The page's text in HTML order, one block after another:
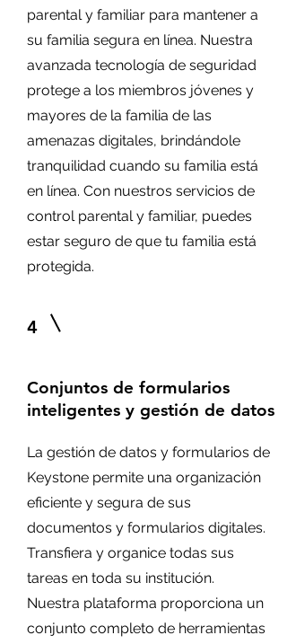
parental y familiar para mantener a
su familia segura en línea. Nuestra
avanzada tecnología de seguridad
protege a los miembros jóvenes y
mayores de la familia de las
amenazas digitales, brindándole
tranquilidad cuando su familia está
en línea. Con nuestros servicios de
control parental y familiar, puedes
estar seguro de que tu familia está
protegida.
4
Conjuntos de formularios
inteligentes y gestión de datos
La gestión de datos y formularios de
Keystone permite una organización
eficiente y segura de sus
documentos y formularios digitales.
Transfiera y organice todas sus
tareas en toda su institución.
Nuestra plataforma proporciona un
conjunto completo de herramientas